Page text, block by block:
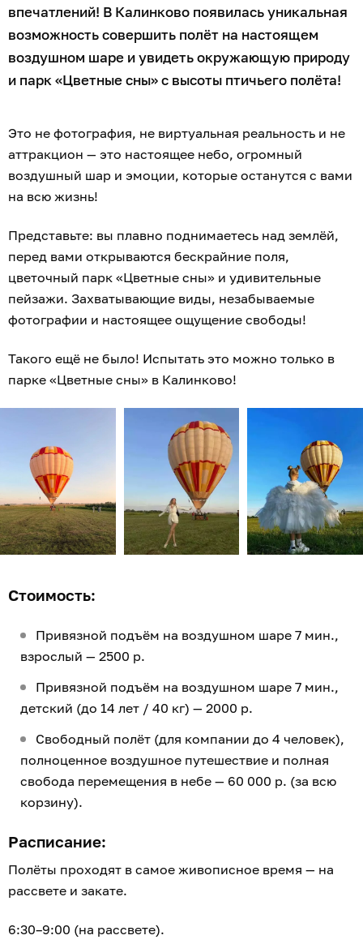
впечатлений! В Калинково появилась уникальная
возможность совершить полёт на настоящем
воздушном шаре и увидеть окружающую природу
и парк «Цветные сны» с высоты птичьего полёта!
Это не фотография, не виртуальная реальность и не
аттракцион — это настоящее небо, огромный
воздушный шар и эмоции, которые останутся с вами
на всю жизнь!
Представьте: вы плавно поднимаетесь над землёй,
перед вами открываются бескрайние поля,
цветочный парк «Цветные сны» и удивительные
пейзажи. Захватывающие виды, незабываемые
фотографии и настоящее ощущение свободы!
Такого ещё не было! Испытать это можно только в
парке «Цветные сны» в Калинково!
Стоимость:
Привязной подъём на воздушном шаре 7 мин.,
взрослый — 2500 р.
Привязной подъём на воздушном шаре 7 мин.,
детский (до 14 лет / 40 кг) — 2000 р.
Свободный полёт (для компании до 4 человек),
полноценное воздушное путешествие и полная
свобода перемещения в небе — 60 000 р. (за всю
корзину).
Расписание:
Полёты проходят в самое живописное время — на
рассвете и закате.
6:30–9:00 (на рассвете).